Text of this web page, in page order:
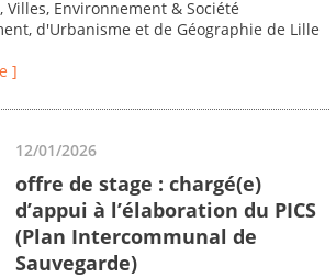
Villes, Environnement & Société
d'Urbanisme et de Géographie de Lille
]
12/01/2026
offre de stage : chargé(e)
d’appui à l’élaboration du PICS
(Plan Intercommunal de
Sauvegarde)